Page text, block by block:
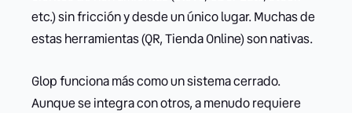
etc.) sin fricción y desde un único lugar. Muchas de
estas herramientas (QR, Tienda Online) son nativas.
Glop funciona más como un sistema cerrado.
Aunque se integra con otros, a menudo requiere